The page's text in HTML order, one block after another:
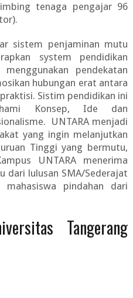
tenaga pengajar 96
sistem penjaminan mutu
system pendidikan
pendekatan
hubungan erat antara
Sistim pendidikan ini
Konsep, Ide dan
UNTARA menjadi
yang ingin melanjutkan
Tinggi yang bermutu,
UNTARA menerima
dari lulusan SMA/Sederajat
pindahan dari
Tangerang